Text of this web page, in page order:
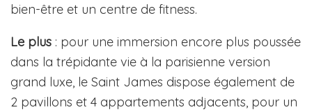
bien-être et un centre de fitness.
Le plus : pour une immersion encore plus poussée
dans la trépidante vie à la parisienne version
grand luxe, le Saint James dispose également de
2 pavillons et 4 appartements adjacents, pour un